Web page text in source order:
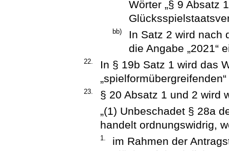
Wörter „§ 9 Absatz
bb)
In Satz 2 wird nach
die Angabe „2021“
22.
In § 19b Satz 1 wird das
23.
§ 20 Absatz 1 und 2 wird
„(1) Unbeschadet § 28a
handelt ordnungswidrig,
1.
im Rahmen der